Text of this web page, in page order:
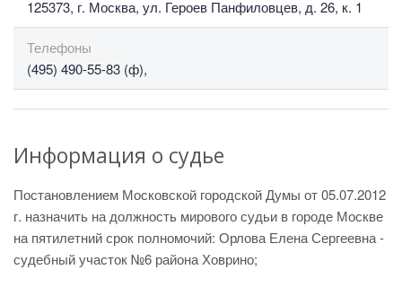
125373, г. Москва, ул. Героев Панфиловцев, д. 26, к. 1
Телефоны
(495) 490-55-83 (ф),
Информация о судье
Постановлением Московской городской Думы от 05.07.2012
г. назначить на должность мирового судьи в городе Москве
на пятилетний срок полномочий: Орлова Елена Сергеевна -
судебный участок №6 района Ховрино;